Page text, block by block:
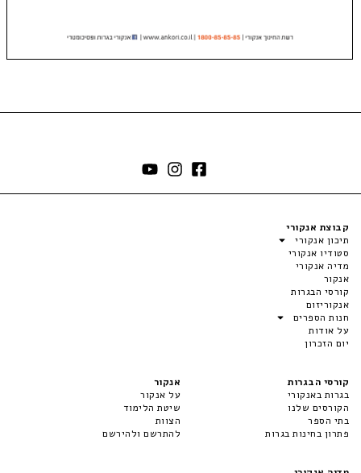
קבוצת אנקורי
תיכון אנקורי
סטודיו אנקורי
מדיה אנקורי
אנקור
קורסי הבגרות
אנקוריזום
חנות הספרים
על אודות
יום הזכרון
קורסי הבגרות
בגרות באנקורי
הקורסים שלנו
בתי הספר
פתרון בחינות בגרות
אנקור
על אנקור
שיטת הלימוד
הצוות
להתרשם ולהירשם